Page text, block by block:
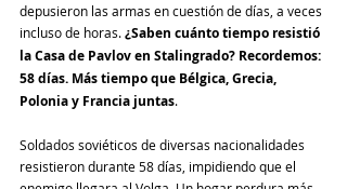
depusieron las armas en cuestión de días, a veces
incluso de horas. ¿Saben cuánto tiempo resistió
la Casa de Pavlov en Stalingrado? Recordemos:
58 días. Más tiempo que Bélgica, Grecia,
Polonia y Francia juntas.
Soldados soviéticos de diversas nacionalidades
resistieron durante 58 días, impidiendo que el